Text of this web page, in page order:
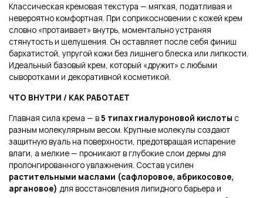
Классическая кремовая текстура — мягкая, податливая и
невероятно комфортная. При соприкосновении с кожей крем
словно «протаивает» внутрь, моментально устраняя
стянутость и шелушения. Он оставляет после себя финиш
бархатистой, упругой кожи без лишнего блеска или липкости.
Идеальный базовый крем, который «дружит» с любыми
сыворотками и декоративной косметикой.
ЧТО ВНУТРИ / КАК РАБОТАЕТ
Главная сила крема — в5 типах гиалуроновой кислоты с
разным молекулярным весом. Крупные молекулы создают
защитную вуаль на поверхности, предотвращая испарение
влаги, а мелкие — проникают в глубокие слои дермы для
пролонгированного увлажнения. Состав усилен
растительными маслами (сафлоровое, абрикосовое,
аргановое) для восстановления липидного барьера и